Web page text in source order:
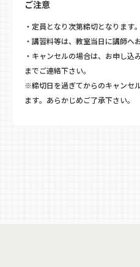
ご注意
・定員となり次第締切となります。
・講習料等は、教室当日に講師へ
・キャンセルの場合は、お申し込
までご連絡下さい。
※締切日を過ぎてからのキャンセ
ます。あらかじめご了承下さい。